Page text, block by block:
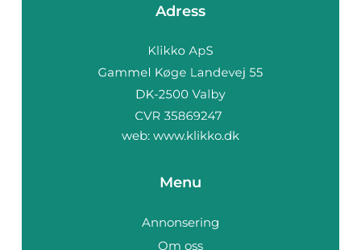
Adress
web: www.klikko.dk
Menu
Annonsering
Om oss